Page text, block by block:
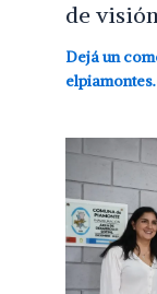
de
Dejá un